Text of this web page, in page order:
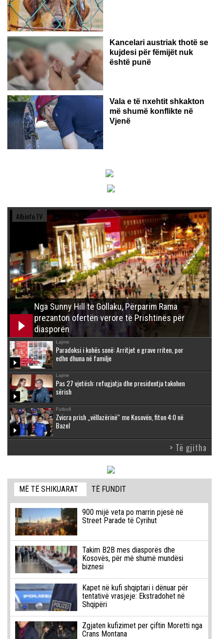
Kancelari austriak thotë se
kujdesi për fëmijët nuk
është punë
Vala e të nxehtit shkakton
më shumë konflikte në
Vjenë
Albinfo.TV
Nga Sunny Hill te Gollaku, Përparim Rama
prezanton ofertën verore të Prishtinës për
diasporën
Lajme
Paradoksi i kohës sonë: Arritjet e grave rriten, por
edhe dhuna në familje
Lajme
Pas 27 vjetësh: refugjatja dhe presidentja takohen
sërish
Futboll
Zvicra prish „vëllazërinë“ me Kosovën, fiton 4:0 në
Bazel
> Të gjitha
MË TË SHIKUARAT TË FUNDIT
900 mijë veta po marrin pjesë në
Street Parade të Cyrihut
Takim B2B mes diasporës dhe
Kosovës, për më shumë mundësi
biznesi
Kapet në kufi shqiptari i dënuar për
tentativë vrasjeje: Ekstradohet në
Shqipëri
Zgjaten kufizimet per çiftin Moretti nga
Crans Montana